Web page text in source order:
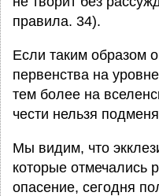
правила. 34).
Если таким образом
первенства на
тем более на
чести нельзя
Мы видим, что
которые отмечались
опасение, сегодня